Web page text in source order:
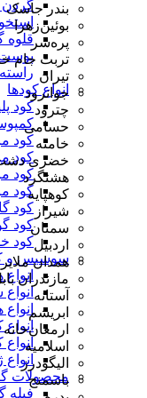
قلوه
انواع کودها
کود
کود
کود
کود
کود
کود
کود
کود
سوسیس و
محصولات
فیله
بندر جاسک
بوئین‌زهرا
پره‌سر
تربت جام
تیران
جوانرود
چترود
حسامی
خامنه
خضری
هشتگرد
کوهپایه
شیراز
سمنان
اردبیل
همدان ملایر
مازندران
آستانه
ابریشم
ارمغان‌خانه
اسلامیه
الیگودرز
باسمنج